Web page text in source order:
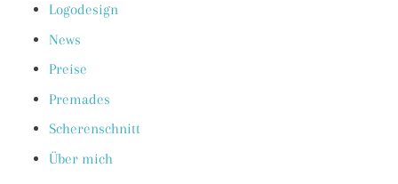
Logodesign
News
Preise
Premades
Scherenschnitt
Über mich